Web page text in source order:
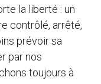
la liberté : un
contrôlé, arrêté,
prévoir sa
par nos
toujours à